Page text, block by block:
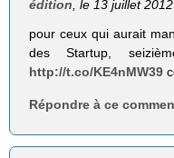
édition, le 13 juillet 2012
pour ceux qui aurait
des Startup,
http://t.co/KE4nMW39
Répondre à ce